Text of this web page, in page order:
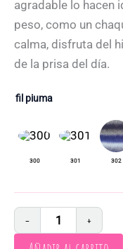
agradable lo hacen
peso, como un
calma, disfruta del
de la prisa del día.
fil piuma
− +